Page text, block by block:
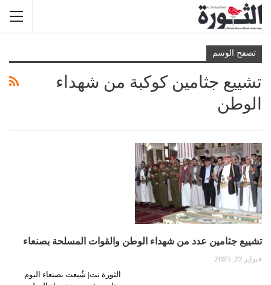
تصفح الوسم
تشييع جثامين كوكبة من شهداء
الوطن
تشييع جثامين عدد من شهداء الوطن والقوات المسلحة بصنعاء
فبراير 22, 2025
الثورة نت| شُيعت بصنعاء اليوم